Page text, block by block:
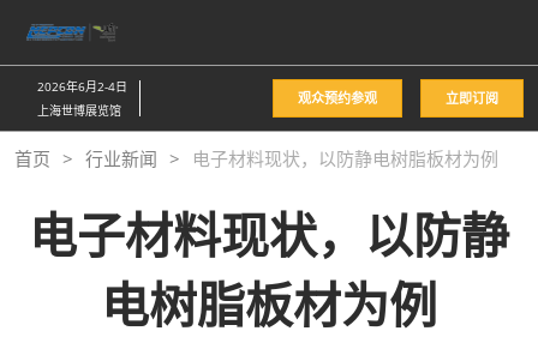
接
跳
至
内
2026年6月2-4日
上海世博展览馆
观众预约参观 立即订阅
首页 行业新闻 电子材料现状，以防静电树脂板材为例
电子材料现状，以防静
电树脂板材为例